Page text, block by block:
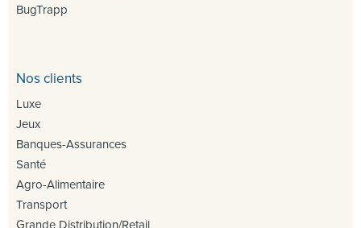
BugTrapp
Nos clients
Luxe
Jeux
Banques-Assurances
Santé
Agro-Alimentaire
Transport